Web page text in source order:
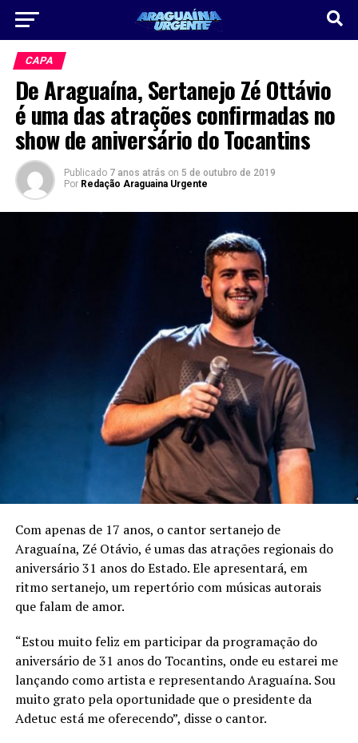
CAPA
De Araguaína, Sertanejo Zé Ottávio
é uma das atrações confirmadas no
show de aniversário do Tocantins
Publicado 7 anos atrás on 5 de outubro de 2019
Por Redação Araguaina Urgente
Com apenas de 17 anos, o cantor sertanejo de
Araguaína, Zé Otávio, é umas das atrações regionais do
aniversário 31 anos do Estado. Ele apresentará, em
ritmo sertanejo, um repertório com músicas autorais
que falam de amor.
“Estou muito feliz em participar da programação do
aniversário de 31 anos do Tocantins, onde eu estarei me
lançando como artista e representando Araguaína. Sou
muito grato pela oportunidade que o presidente da
Adetuc está me oferecendo”, disse o cantor.